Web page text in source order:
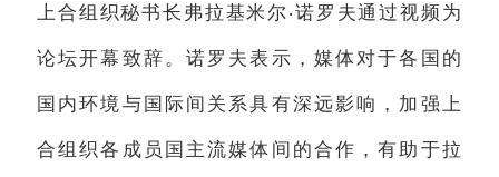
上合组 织秘书长弗拉基米尔 ·诺罗夫通过视频为
论坛开幕致辞。诺罗夫表示，媒体对于各国的
国内环境与国际间关系具有深远影响，加强上
合组织各成员国主流媒体间的合作，有助于拉